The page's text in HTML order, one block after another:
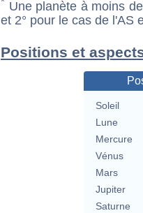
Une planète à moins
et 2° pour le cas de l'AS
Positions et
Soleil
Lune
Mercure
Vénus
Mars
Jupiter
Saturne